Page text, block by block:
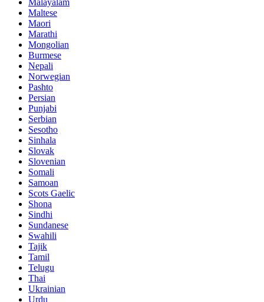
Malayalam
Maltese
Maori
Marathi
Mongolian
Burmese
Nepali
Norwegian
Pashto
Persian
Punjabi
Serbian
Sesotho
Sinhala
Slovak
Slovenian
Somali
Samoan
Scots Gaelic
Shona
Sindhi
Sundanese
Swahili
Tajik
Tamil
Telugu
Thai
Ukrainian
Urdu